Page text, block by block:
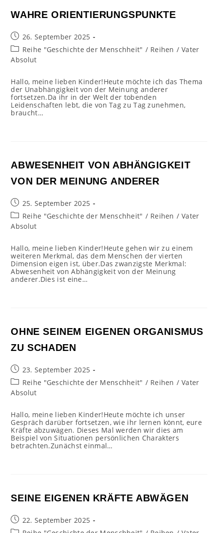
WAHRE ORIENTIERUNGSPUNKTE
Beitrag
veröffentlicht:
26. September 2025
Beitrags-
Kategorie:
Reihe "Geschichte der Menschheit" / Reihen / Vater
Absolut
Hallo, meine lieben Kinder!Heute möchte ich das Thema
der Unabhängigkeit von der Meinung anderer
fortsetzen.Da ihr in der Welt der tobenden
Leidenschaften lebt, die von Tag zu Tag zunehmen,
braucht…
ABWESENHEIT VON ABHÄNGIGKEIT
VON DER MEINUNG ANDERER
Beitrag
veröffentlicht:
25. September 2025
Beitrags-
Kategorie:
Reihe "Geschichte der Menschheit" / Reihen / Vater
Absolut
Hallo, meine lieben Kinder!Heute gehen wir zu einem
weiteren Merkmal, das dem Menschen der vierten
Dimension eigen ist, über.Das zwanzigste Merkmal:
Abwesenheit von Abhängigkeit von der Meinung
anderer.Dies ist eine…
OHNE SEINEM EIGENEN ORGANISMUS
ZU SCHADEN
Beitrag
veröffentlicht:
23. September 2025
Beitrags-
Kategorie:
Reihe "Geschichte der Menschheit" / Reihen / Vater
Absolut
Hallo, meine lieben Kinder!Heute möchte ich unser
Gespräch darüber fortsetzen, wie ihr lernen könnt, eure
Kräfte abzuwägen. Dieses Mal werden wir dies am
Beispiel von Situationen persönlichen Charakters
betrachten.Zunächst einmal…
SEINE EIGENEN KRÄFTE ABWÄGEN
Beitrag
veröffentlicht:
22. September 2025